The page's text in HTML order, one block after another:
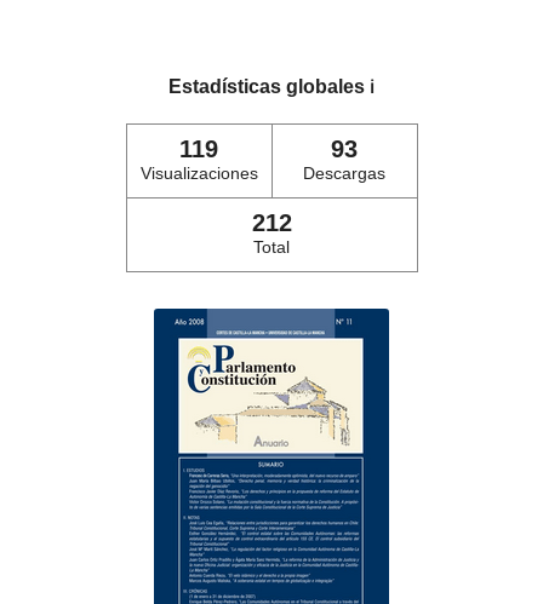
Estadísticas globales ℹ️
119
Visualizaciones
93
Descargas
212
Total